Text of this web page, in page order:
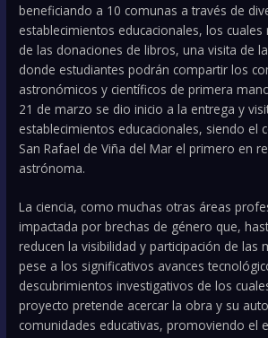
beneficiando a 10 comunas a través de
establecimientos educacionales, los
de las donaciones de libros, una visita de
donde estudiantes podrán compartir los
astronómicos y científicos de primera
21 de marzo se dio inicio a la entrega y
establecimientos educacionales, siendo el
San Rafael de Viña del Mar el primero en
astrónoma.
La ciencia, como muchas otras áreas
impactada por brechas de género que,
reducen la visibilidad y participación de las
pese a los significativos avances
descubrimientos investigativos de los
proyecto pretende acercar la obra y su
comunidades educativas, promoviendo el